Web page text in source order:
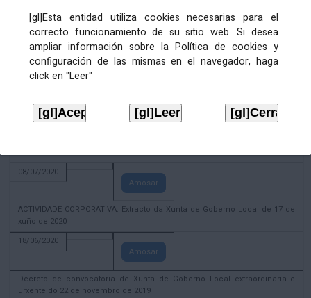
[gl]Esta entidad utiliza cookies necesarias para el
correcto funcionamiento de su sitio web. Si desea
ampliar información sobre la Política de cookies y
configuración de las mismas en el navegador, haga
click en "Leer"
Xunta de Goberno Local extraordinaria e urxente 01.08.2022
02/08/2022
Amosar
ACTIVIDADE CORPORATIVA. Xunta de Goberno Local do 30 de decembro
28/12/2020
Amosar
ACTIVIDADE CORPORATIVA. Extracto do Pleno ordinario de data 2.7.2020
08/07/2020
Amosar
ACTIVIDADE CORPORATIVA. Extracto da Xunta de Goberno Local de 17 de
xuño de 2020
18/06/2020
Amosar
Decreto de convocatoria de Xunta de Goberno Local extraordinaria e
urxente do 22 de novembro de 2019